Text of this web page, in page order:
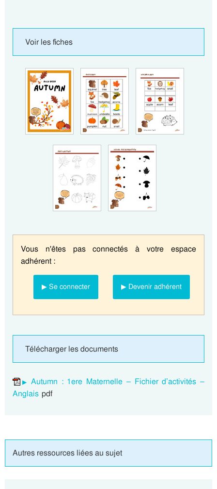
Voir les fiches
Vous n'êtes pas connectés à votre espace
adhérent :
▶ Se connecter ▶ Devenir adhérent
Télécharger les documents
Autumn : 1ere Maternelle – Fichier d’activités –
Anglais pdf
Autres ressources liées au sujet